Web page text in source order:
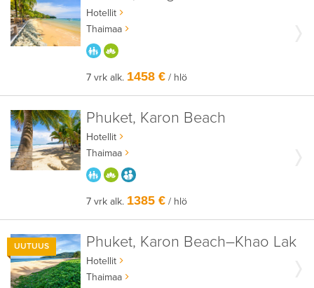
Hotellit
Thaimaa
PARASTA PERHEELLE
7 vrk alk. 1458 € / hlö
Phuket, Karon Beach
Hotellit
Thaimaa
PARASTA PERHEELLE
HYVÄÄN OLOON
7 vrk alk. 1385 € / hlö
UUTUUS Phuket, Karon Beach–Khao Lak
Hotellit
Thaimaa